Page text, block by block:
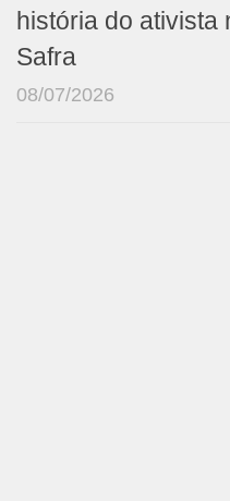
história do ativista
Safra
08/07/2026